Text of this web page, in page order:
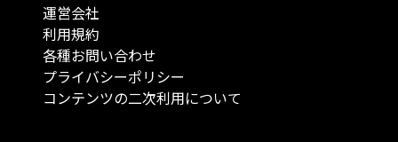
運営会社
利用規約
各種お問い合わせ
プライバシーポリシー
コンテンツの二次利用について